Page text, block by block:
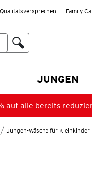
Qualitätsversprechen Family
JUNGEN
auf alle bereits
Jungen-Wäsche für Kleinkinder